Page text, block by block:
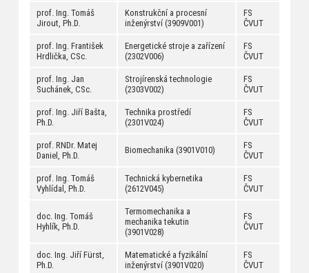
prof. Ing. Tomáš
Jirout, Ph.D.
Konstrukční a procesní
inženýrství (3909V001)
FS
ČVUT
prof. Ing. František
Hrdlička, CSc.
Energetické stroje a zařízení
(2302V006)
FS
ČVUT
prof. Ing. Jan
Suchánek, CSc.
Strojírenská technologie
(2303V002)
FS
ČVUT
prof. Ing. Jiří Bašta,
Ph.D.
Technika prostředí
(2301V024)
FS
ČVUT
prof. RNDr. Matej
Daniel, Ph.D.
Biomechanika (3901V010)
FS
ČVUT
prof. Ing. Tomáš
Vyhlídal, Ph.D.
Technická kybernetika
(2612V045)
FS
ČVUT
doc. Ing. Tomáš
Hyhlík, Ph.D.
Termomechanika a
mechanika tekutin
(3901V028)
FS
ČVUT
doc. Ing. Jiří Fürst,
Ph.D.
Matematické a fyzikální
inženýrství (3901V020)
FS
ČVUT